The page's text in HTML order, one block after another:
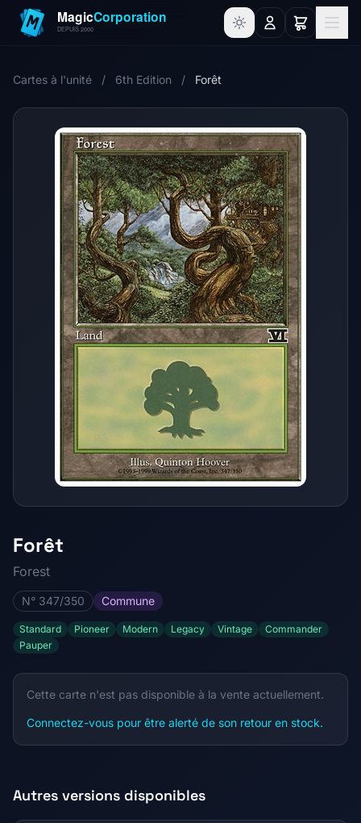
Cartes à l'unité / 6th Edition / Forêt
Forêt
Forest
N° 347/350 Commune
Standard Pioneer Modern Legacy Vintage
Commander
Pauper
Cette carte n'est pas disponible à la vente actuellement.
Connectez-vous pour être alerté de son retour en stock.
Autres versions disponibles